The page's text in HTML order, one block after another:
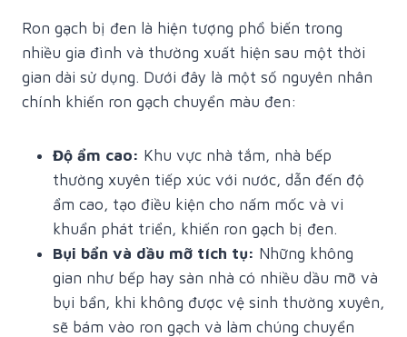
Ron gạch bị đen là hiện tượng phổ biến trong
nhiều gia đình và thường xuất hiện sau một thời
gian dài sử dụng. Dưới đây là một số nguyên nhân
chính khiến ron gạch chuyển màu đen:
Độ ẩm cao: Khu vực nhà tắm, nhà bếp
thường xuyên tiếp xúc với nước, dẫn đến độ
ẩm cao, tạo điều kiện cho nấm mốc và vi
khuẩn phát triển, khiến ron gạch bị đen.
Bụi bẩn và dầu mỡ tích tụ: Những không
gian như bếp hay sàn nhà có nhiều dầu mỡ và
bụi bẩn, khi không được vệ sinh thường xuyên,
sẽ bám vào ron gạch và làm chúng chuyển